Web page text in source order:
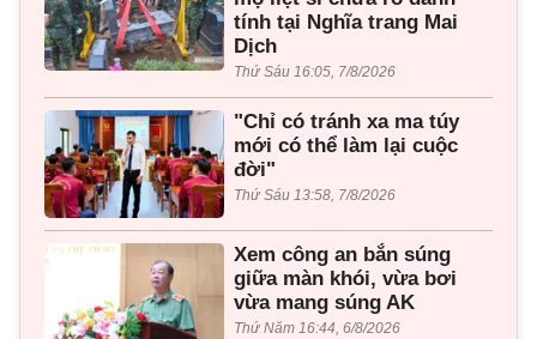
tính tại Nghĩa trang Mai
Dịch
Thứ Sáu 16:05, 7/8/2026
"Chỉ có tránh xa ma túy
mới có thể làm lại cuộc
đời"
Thứ Sáu 13:58, 7/8/2026
Xem công an bắn súng
giữa màn khói, vừa bơi
vừa mang súng AK
Thứ Năm 16:44, 6/8/2026